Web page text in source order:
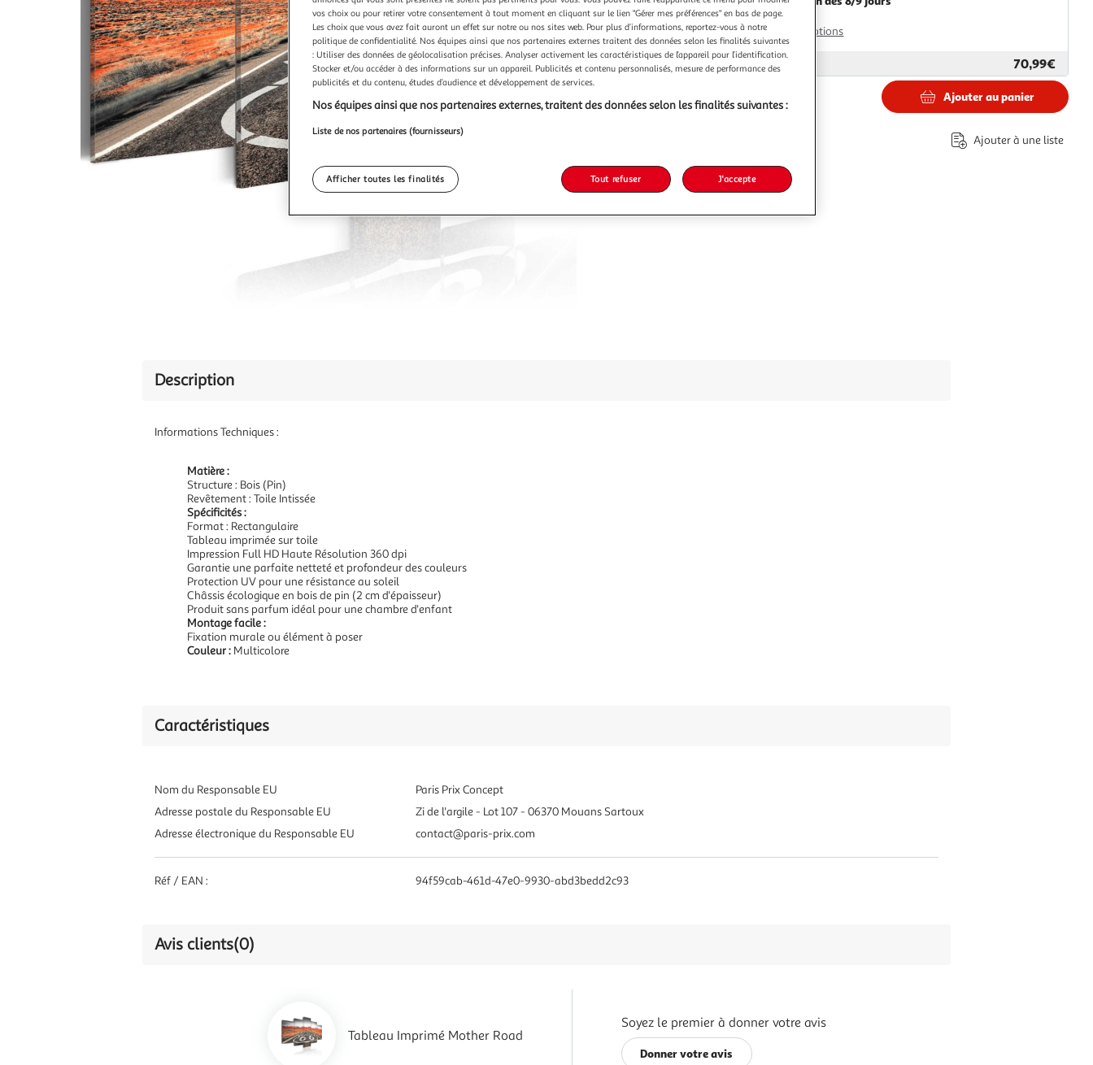
8,99€
Plus d'options
Vendu parParis Prix 70,99€
70,99€
Ajouter au panier
Ajouter à une liste
Description
Informations Techniques :
Matière :
Structure : Bois (Pin)
Revêtement : Toile Intissée
Spécificités :
Format : Rectangulaire
Tableau imprimée sur toile
Impression Full HD Haute Résolution 360 dpi
Garantie une parfaite netteté et profondeur des couleurs
Protection UV pour une résistance au soleil
Châssis écologique en bois de pin (2 cm d'épaisseur)
Produit sans parfum idéal pour une chambre d'enfant
Montage facile :
Fixation murale ou élément à poser
Couleur : Multicolore
Caractéristiques
Nom du Responsable EU
Paris Prix Concept
Adresse postale du Responsable EU
Zi de l'argile - Lot 107 - 06370 Mouans Sartoux
Adresse électronique du Responsable EU
contact@paris-prix.com
Réf / EAN : 94f59cab-461d-47e0-9930-abd3bedd2c93
Avis clients(0)
Tableau Imprimé Mother Road
Soyez le premier à donner votre avis
Donner votre avis
vos choix ou pour retirer votre consentement à tout moment en cliquant sur le lien "Gérer mes préférences" en bas de page.
Les choix que vous avez fait auront un effet sur notre ou nos sites web. Pour plus d’informations, reportez-vous à notre
politique de confidentialité. Nos équipes ainsi que nos partenaires externes traitent des données selon les finalités suivantes
: Utiliser des données de géolocalisation précises. Analyser activement les caractéristiques de l’appareil pour l’identification.
Stocker et/ou accéder à des informations sur un appareil. Publicités et contenu personnalisés, mesure de performance des
publicités et du contenu, études d’audience et développement de services.
Nos équipes ainsi que nos partenaires externes, traitent des données selon les finalités suivantes :
Liste de nos partenaires (fournisseurs)
Afficher toutes les finalités Tout refuser J'accepte